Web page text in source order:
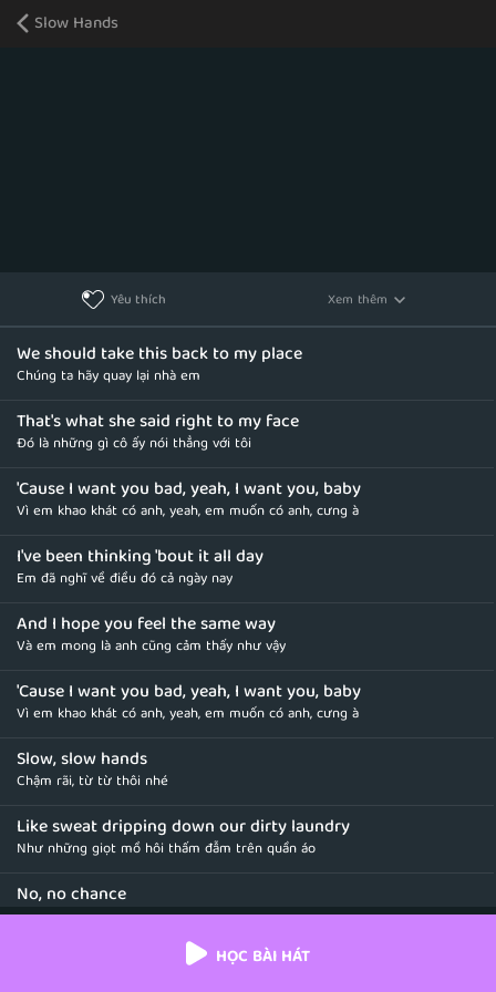
Slow Hands
Yêu thích Xem thêm
We should take this back to my place
Chúng ta hãy quay lại nhà em
That's what she said right to my face
Đó là những gì cô ấy nói thẳng với tôi
'Cause I want you bad, yeah, I want you, baby
Vì em khao khát có anh, yeah, em muốn có anh, cưng à
I've been thinking 'bout it all day
Em đã nghĩ về điều đó cả ngày nay
And I hope you feel the same way
Và em mong là anh cũng cảm thấy như vậy
'Cause I want you bad, yeah, I want you, baby
Vì em khao khát có anh, yeah, em muốn có anh, cưng à
Slow, slow hands
Chậm rãi, từ từ thôi nhé
Like sweat dripping down our dirty laundry
Như những giọt mồ hôi thấm đẫm trên quần áo
No, no chance
Không, không còn cơ hội nào
That I'm leaving here without you on me
HỌC BÀI HÁT